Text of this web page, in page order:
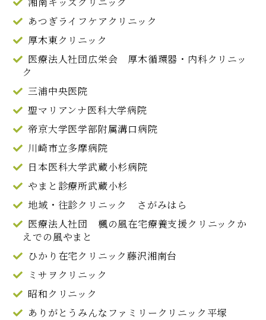
あつぎライフケアクリニック
厚木東クリニック
医療法人社団広栄会 厚木循環器・内科クリニッ
ク
三浦中央医院
聖マリアンナ医科大学病院
帝京大学医学部附属溝口病院
川崎市立多摩病院
日本医科大学武蔵小杉病院
やまと診療所武蔵小杉
地域・往診クリニック さがみはら
医療法人社団 楓の風在宅療養支援クリニックか
えでの風やまと
ひかり在宅クリニック藤沢湘南台
ミサヲクリニック
昭和クリニック
ありがとうみんなファミリークリニック平塚